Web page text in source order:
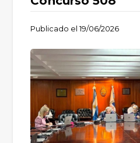
Publicado el19/06/2026